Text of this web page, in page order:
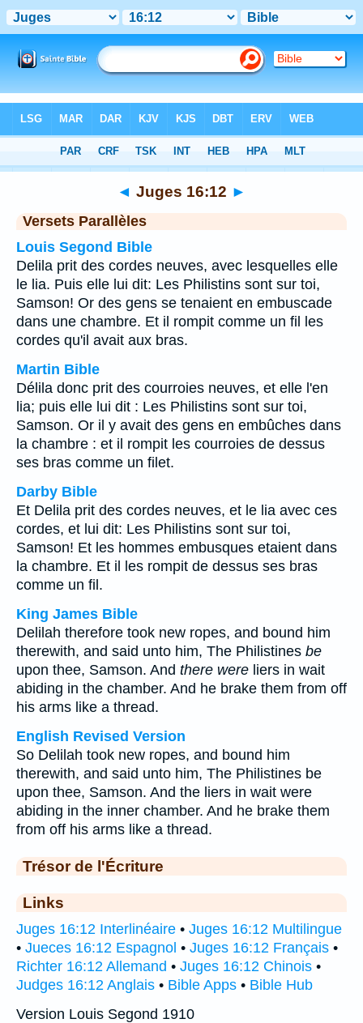
Chapitre 16> Verset 12
◄ Juges 16:12 ►
Versets Parallèles
Louis Segond Bible
Delila prit des cordes neuves, avec lesquelles elle
le lia. Puis elle lui dit: Les Philistins sont sur toi,
Samson! Or des gens se tenaient en embuscade
dans une chambre. Et il rompit comme un fil les
cordes qu'il avait aux bras.
Martin Bible
Délila donc prit des courroies neuves, et elle l'en
lia; puis elle lui dit : Les Philistins sont sur toi,
Samson. Or il y avait des gens en embûches dans
la chambre : et il rompit les courroies de dessus
ses bras comme un filet.
Darby Bible
Et Delila prit des cordes neuves, et le lia avec ces
cordes, et lui dit: Les Philistins sont sur toi,
Samson! Et les hommes embusques etaient dans
la chambre. Et il les rompit de dessus ses bras
comme un fil.
King James Bible
Delilah therefore took new ropes, and bound him
therewith, and said unto him, The Philistines be
upon thee, Samson. And there were liers in wait
abiding in the chamber. And he brake them from off
his arms like a thread.
English Revised Version
So Delilah took new ropes, and bound him
therewith, and said unto him, The Philistines be
upon thee, Samson. And the liers in wait were
abiding in the inner chamber. And he brake them
from off his arms like a thread.
Trésor de l'Écriture
Links
Juges 16:12 Interlinéaire • Juges 16:12 Multilingue
• Jueces 16:12 Espagnol • Juges 16:12 Français •
Richter 16:12 Allemand • Juges 16:12 Chinois •
Judges 16:12 Anglais • Bible Apps • Bible Hub
Version Louis Segond 1910